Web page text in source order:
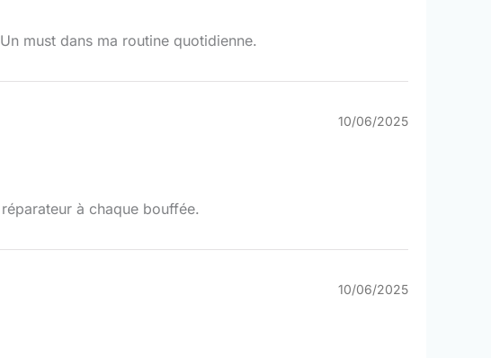
must dans ma routine quotidienne.
10/06/2025
à chaque bouffée.
10/06/2025